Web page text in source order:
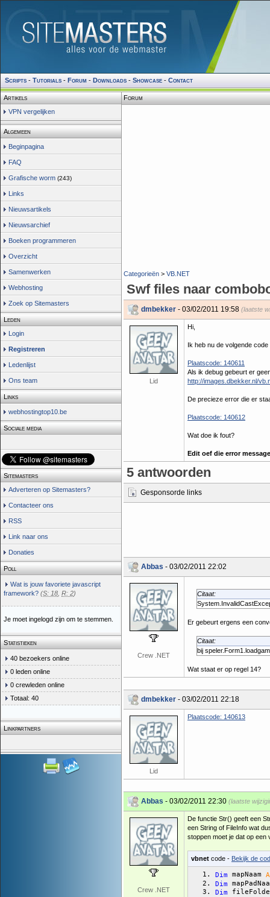
Scripts - Tutorials - Forum - Downloads - Showcase - Contact
Artikels
VPN vergelijken
Algemeen
Beginpagina
FAQ
Grafische worm (243)
Links
Nieuwsartikels
Nieuwsarchief
Boeken programmeren
Overzicht
Samenwerken
Webhosting
Zoek op Sitemasters
Leden
Login
Registreren
Ledenlijst
Ons team
Links
webhostingtop10.be
Sociale media
Sitemasters
Adverteren op Sitemasters?
Contacteer ons
RSS
Link naar ons
Donaties
Poll
Wat is jouw favoriete javascript
framework? (S: 18 R: 2)
Je moet ingelogd zijn om te stemmen.
Statistieken
40 bezoekers online
0 leden online
0 crewleden online
Totaal: 40
Linkpartners
Forum
Categorieën > VB.NET
Swf files naar
dmbekker - 03/02/2011 19:58 (laatste
Lid
Hi,
Ik heb nu de volgende
Plaatscode: 140611
Als ik debug gebeurt er
http://images.dbekker.nl/
De precieze error die er
Plaatscode: 140612
Wat doe ik fout?
Edit oef die error
5 antwoorden
Gesponsorde links
Abbas - 03/02/2011 22:02
Crew .NET
Citaat:
Er gebeurt ergens een
Citaat:
bij
Wat staat er op regel 14?
dmbekker - 03/02/2011 22:18
Lid
Plaatscode: 140613
Abbas - 03/02/2011 22:30 (laatste
Crew .NET
De functie Str() geeft een
een String of FileInfo wat
stoppen moet je dat op een
vbnet code - Bekijk de
Dim mapNaam
Dim
Dim